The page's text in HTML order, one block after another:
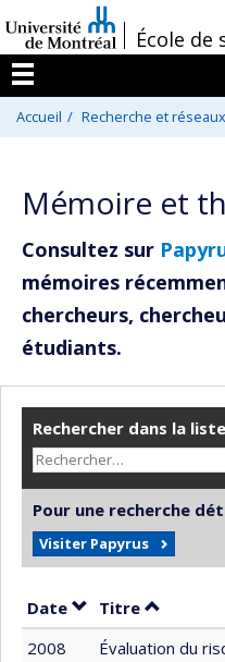
au
contenu
/École de
Menu
Accueil Recherche et réseaux
Mémoire et
Consultez sur
mémoires
chercheurs,
étudiants.
Rechercher dans la liste
Pour une recherche
Visiter Papyrus
Date Trier par date en
Titre Trier par
2008
Évaluation du